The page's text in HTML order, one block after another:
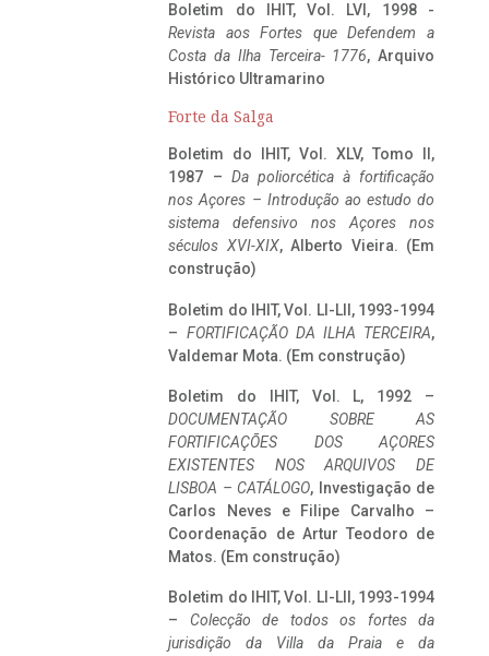
Boletim do IHIT, Vol. LVI, 1998 -
Revista aos Fortes que Defendem a
Costa da Ilha Terceira- 1776, Arquivo
Histórico Ultramarino
Forte da Salga
Boletim do IHIT, Vol. XLV, Tomo II,
1987 – Da poliorcética à fortificação
nos Açores – Introdução ao estudo do
sistema defensivo nos Açores nos
séculos XVI-XIX, Alberto Vieira. (Em
construção)
Boletim do IHIT, Vol. LI-LII, 1993-1994
– FORTIFICAÇÃO DA ILHA TERCEIRA,
Valdemar Mota. (Em construção)
Boletim do IHIT, Vol. L, 1992 –
DOCUMENTAÇÃO SOBRE AS
FORTIFICAÇÕES DOS AÇORES
EXISTENTES NOS ARQUIVOS DE
LISBOA – CATÁLOGO, Investigação de
Carlos Neves e Filipe Carvalho –
Coordenação de Artur Teodoro de
Matos. (Em construção)
Boletim do IHIT, Vol. LI-LII, 1993-1994
– Colecção de todos os fortes da
jurisdição da Villa da Praia e da